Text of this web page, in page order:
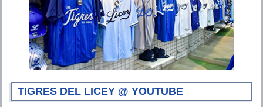
TIGRES DEL LICEY @ YOUTUBE